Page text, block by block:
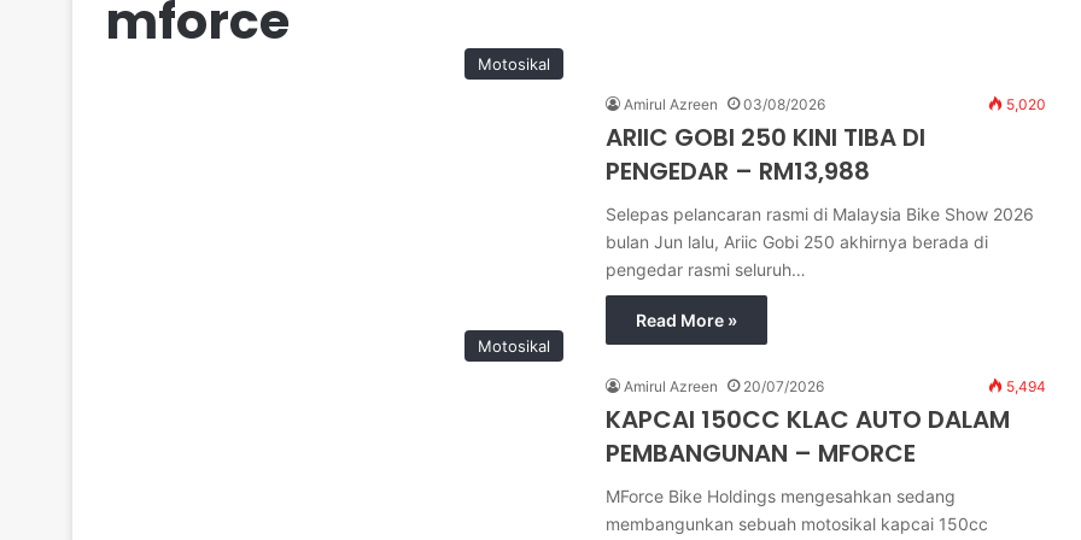
mforce
Motosikal
Amirul Azreen 03/08/2026 5,020
ARIIC GOBI 250 KINI TIBA DI
PENGEDAR – RM13,988
Selepas pelancaran rasmi di Malaysia Bike Show 2026
bulan Jun lalu, Ariic Gobi 250 akhirnya berada di
pengedar rasmi seluruh…
Read More »
Motosikal
Amirul Azreen 20/07/2026 5,494
KAPCAI 150CC KLAC AUTO DALAM
PEMBANGUNAN – MFORCE
MForce Bike Holdings mengesahkan sedang
membangunkan sebuah motosikal kapcai 150cc